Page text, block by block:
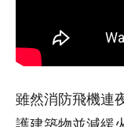
雖然消防飛機連